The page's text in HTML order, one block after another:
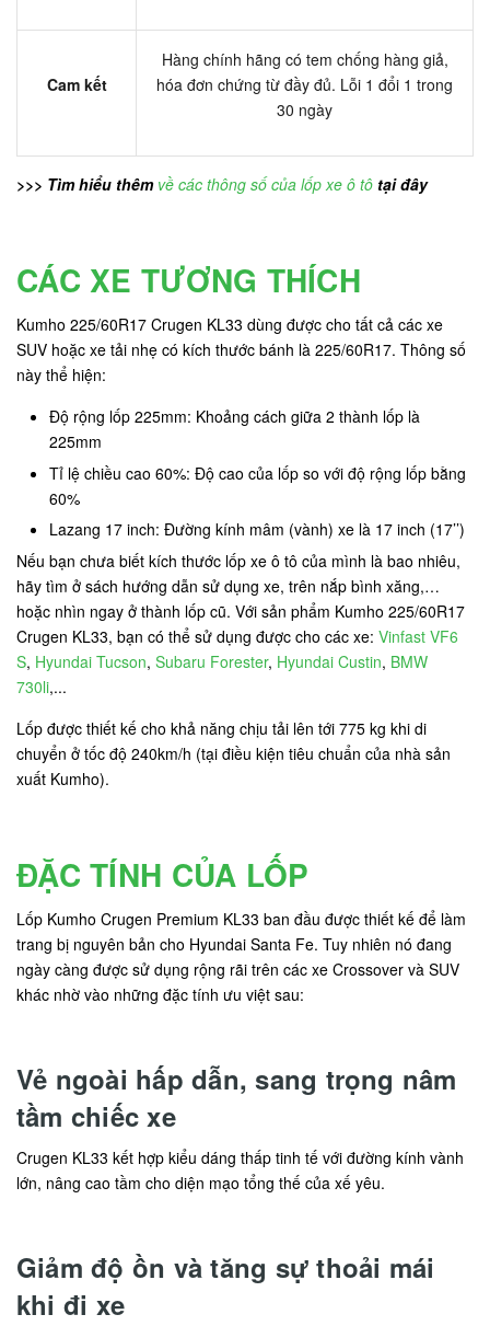
Cam kết
Hàng chính hãng có tem chống hàng giả,
hóa đơn chứng từ đầy đủ. Lỗi 1 đổi 1 trong
30 ngày
>>> Tìm hiểu thêm về các thông số của lốp xe ô tô tại đây
CÁC XE TƯƠNG THÍCH
Kumho 225/60R17 Crugen KL33 dùng được cho tất cả các xe
SUV hoặc xe tải nhẹ có kích thước bánh là 225/60R17. Thông số
này thể hiện:
Độ rộng lốp 225mm: Khoảng cách giữa 2 thành lốp là
225mm
Tỉ lệ chiều cao 60%: Độ cao của lốp so với độ rộng lốp bằng
60%
Lazang 17 inch: Đường kính mâm (vành) xe là 17 inch (17’’)
Nếu bạn chưa biết kích thước lốp xe ô tô của mình là bao nhiêu,
hãy tìm ở sách hướng dẫn sử dụng xe, trên nắp bình xăng,…
hoặc nhìn ngay ở thành lốp cũ. Với sản phẩm Kumho 225/60R17
Crugen KL33, bạn có thể sử dụng được cho các xe: Vinfast VF6
S, Hyundai Tucson, Subaru Forester, Hyundai Custin, BMW
730li,...
Lốp được thiết kế cho khả năng chịu tải lên tới 775 kg khi di
chuyển ở tốc độ 240km/h (tại điều kiện tiêu chuẩn của nhà sản
xuất Kumho).
ĐẶC TÍNH CỦA LỐP
Lốp Kumho Crugen Premium KL33 ban đầu được thiết kế để làm
trang bị nguyên bản cho Hyundai Santa Fe. Tuy nhiên nó đang
ngày càng được sử dụng rộng rãi trên các xe Crossover và SUV
khác nhờ vào những đặc tính ưu việt sau:
Vẻ ngoài hấp dẫn, sang trọng nâm
tầm chiếc xe
Crugen KL33 kết hợp kiểu dáng thấp tinh tế với đường kính vành
lớn, nâng cao tầm cho diện mạo tổng thế của xế yêu.
Giảm độ ồn và tăng sự thoải mái
khi đi xe